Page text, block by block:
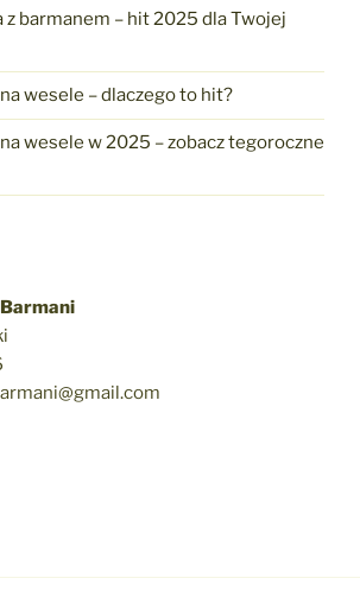
z barmanem – hit 2025 dla Twojej
wesele – dlaczego to hit?
wesele w 2025 – zobacz tegoroczne